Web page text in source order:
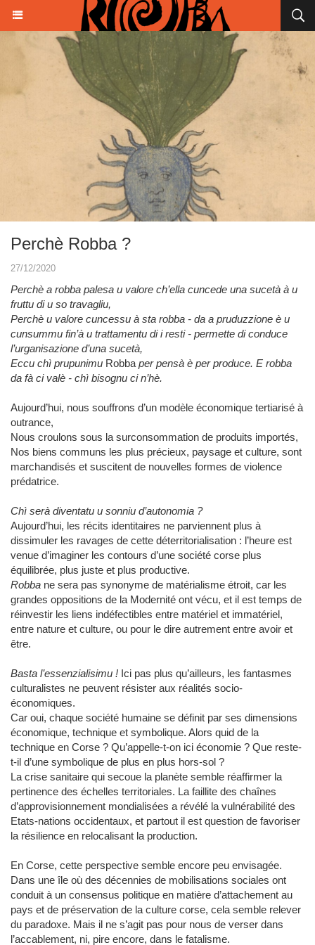
Perchè Robba ?
27/12/2020
Perchè a robba palesa u valore ch’ella cuncede una sucetà à u
fruttu di u so travagliu,
Perchè u valore cuncessu à sta robba - da a pruduzzione è u
cunsummu fin’à u trattamentu di i resti - permette di conduce
l’urganisazione d’una sucetà,
Eccu chì prupunimu Robba per pensà è per produce. E robba
da fà ci valè - chì bisognu ci n’hè.
Aujourd’hui, nous souffrons d’un modèle économique tertiarisé à
outrance,
Nous croulons sous la surconsommation de produits importés,
Nos biens communs les plus précieux, paysage et culture, sont
marchandisés et suscitent de nouvelles formes de violence
prédatrice.
Chì serà diventatu u sonniu d’autonomia ?
Aujourd’hui, les récits identitaires ne parviennent plus à
dissimuler les ravages de cette déterritorialisation : l’heure est
venue d’imaginer les contours d’une société corse plus
équilibrée, plus juste et plus productive.
Robba ne sera pas synonyme de matérialisme étroit, car les
grandes oppositions de la Modernité ont vécu, et il est temps de
réinvestir les liens indéfectibles entre matériel et immatériel,
entre nature et culture, ou pour le dire autrement entre avoir et
être.
Basta l’essenzialisimu ! Ici pas plus qu’ailleurs, les fantasmes
culturalistes ne peuvent résister aux réalités socio-
économiques.
Car oui, chaque société humaine se définit par ses dimensions
économique, technique et symbolique. Alors quid de la
technique en Corse ? Qu’appelle-t-on ici économie ? Que reste-
t-il d’une symbolique de plus en plus hors-sol ?
La crise sanitaire qui secoue la planète semble réaffirmer la
pertinence des échelles territoriales. La faillite des chaînes
d’approvisionnement mondialisées a révélé la vulnérabilité des
Etats-nations occidentaux, et partout il est question de favoriser
la résilience en relocalisant la production.
En Corse, cette perspective semble encore peu envisagée.
Dans une île où des décennies de mobilisations sociales ont
conduit à un consensus politique en matière d’attachement au
pays et de préservation de la culture corse, cela semble relever
du paradoxe. Mais il ne s’agit pas pour nous de verser dans
l’accablement, ni, pire encore, dans le fatalisme.